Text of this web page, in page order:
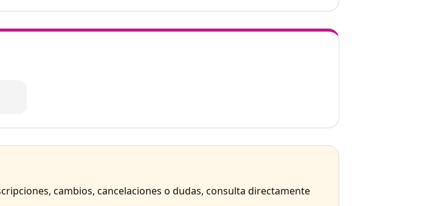
cambios, cancelaciones o dudas, consulta directamente